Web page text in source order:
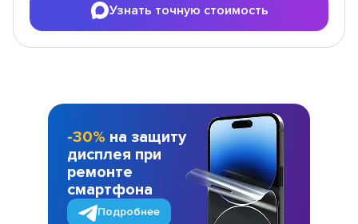
Узнать точную стоимость
-30% на защиту
дисплея при
ремонте
смартфона
Подробнее